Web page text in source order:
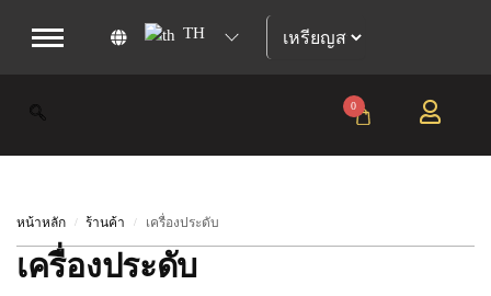
TH
0
หน้าหลัก / ร้านค้า / เครื่องประดับ
เครื่องประดับ